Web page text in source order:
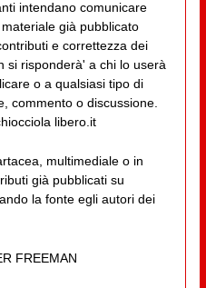
intendano comunicare
già pubblicato
e correttezza dei
si risponderà' a chi lo userà
o a qualsiasi tipo di
commento o discussione.
libero.it
multimediale o in
già pubblicati su
la fonte egli autori dei
FREEMAN